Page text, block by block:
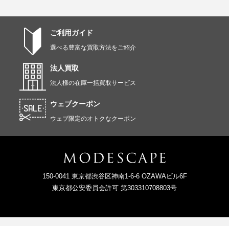
ご利用ガイド
選べる豊富な買取方法をご紹介
法人買取
法人様の在庫一括買取サービス
ウェブクーポン
ウェブ限定のオトクなクーポン
150-0041 東京都渋谷区神南1-6-6 OZAWAビル6F
東京都公安委員会許可 第303310708803号